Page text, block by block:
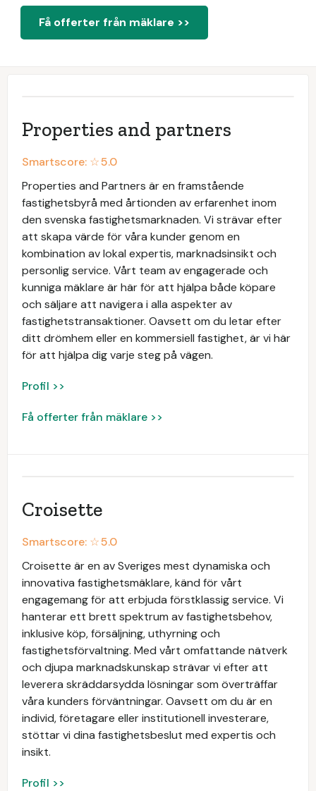
Få offerter från mäklare >>
Properties and partners
Smartscore: ☆5.0
Properties and Partners är en framstående
fastighetsbyrå med årtionden av erfarenhet inom
den svenska fastighetsmarknaden. Vi strävar efter
att skapa värde för våra kunder genom en
kombination av lokal expertis, marknadsinsikt och
personlig service. Vårt team av engagerade och
kunniga mäklare är här för att hjälpa både köpare
och säljare att navigera i alla aspekter av
fastighetstransaktioner. Oavsett om du letar efter
ditt drömhem eller en kommersiell fastighet, är vi här
för att hjälpa dig varje steg på vägen.
Profil >>
Få offerter från mäklare >>
Croisette
Smartscore: ☆5.0
Croisette är en av Sveriges mest dynamiska och
innovativa fastighetsmäklare, känd för vårt
engagemang för att erbjuda förstklassig service. Vi
hanterar ett brett spektrum av fastighetsbehov,
inklusive köp, försäljning, uthyrning och
fastighetsförvaltning. Med vårt omfattande nätverk
och djupa marknadskunskap strävar vi efter att
leverera skräddarsydda lösningar som överträffar
våra kunders förväntningar. Oavsett om du är en
individ, företagare eller institutionell investerare,
stöttar vi dina fastighetsbeslut med expertis och
insikt.
Profil >>